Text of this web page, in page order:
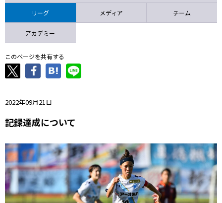
リーグ メディア チーム
アカデミー
このページを共有する
2022年09月21日
記録達成について